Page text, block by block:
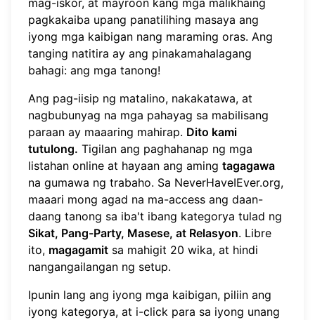
mag-iskor, at mayroon kang mga malikhaing
pagkakaiba upang panatilihing masaya ang
iyong mga kaibigan nang maraming oras. Ang
tanging natitira ay ang pinakamahalagang
bahagi: ang mga tanong!
Ang pag-iisip ng matalino, nakakatawa, at
nagbubunyag na mga pahayag sa mabilisang
paraan ay maaaring mahirap. Dito kami
tutulong. Tigilan ang paghahanap ng mga
listahan online at hayaan ang aming tagagawa
na gumawa ng trabaho. Sa NeverHaveIEver.org,
maaari mong agad na ma-access ang daan-
daang tanong sa iba't ibang kategorya tulad ng
Sikat, Pang-Party, Masese, at Relasyon. Libre
ito, magagamit sa mahigit 20 wika, at hindi
nangangailangan ng setup.
Ipunin lang ang iyong mga kaibigan, piliin ang
iyong kategorya, at i-click para sa iyong unang